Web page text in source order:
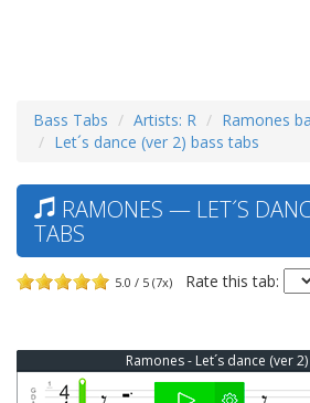
Bass Tabs Artists: R
Ramones
Let´s dance (ver 2) bass tabs
RAMONES — LET´S
TABS
5.0 / 5 (7x) Rate this tab:
Ramones - Let´s dance (ver